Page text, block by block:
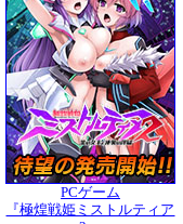
PCゲーム
『極煌戦姫ミストルティア